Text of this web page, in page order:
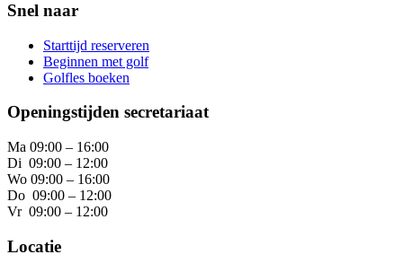
Snel naar
Starttijd reserveren
Beginnen met golf
Golfles boeken
Openingstijden secretariaat
Ma 09:00 – 16:00
Di 09:00 – 12:00
Wo 09:00 – 16:00
Do 09:00 – 12:00
Vr 09:00 – 12:00
Locatie